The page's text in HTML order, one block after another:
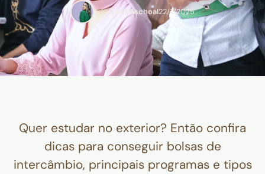
Eduarda Paschoal22/7/2025
Quer estudar no exterior? Então confira
dicas para conseguir bolsas de
intercâmbio, principais programas e tipos